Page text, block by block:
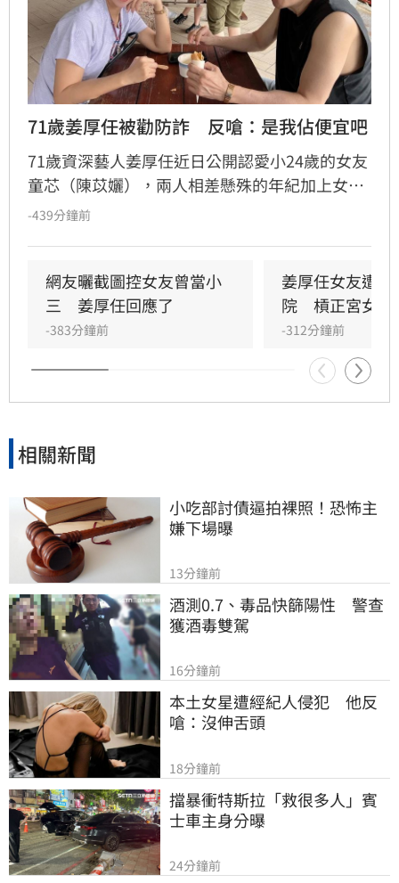
71歲姜厚任被勸防詐　反嗆：是我佔便宜吧
71歲資深藝人姜厚任近日公開認愛小24歲的女友
童芯（陳苡孋），兩人相差懸殊的年紀加上女方
輝煌的學經歷，引發外界熱烈討論。針對網友質
便宜吧」，更強調自己完全信任女友。童芯曾透
露兩人緣分始於童年，她小學時便視姜厚任為偶
像，多年後重逢擦出愛火。林宜君
-439分鐘前
網友曬截圖控女友曾當小
三　姜厚任回應了
-383分鐘前
姜厚任女友遭
院　槓正宮女兒
-312分鐘前
相關新聞
小吃部討債逼拍裸照！恐怖主
嫌下場曝
13分鐘前
酒測0.7、毒品快篩陽性　警查
獲酒毒雙駕
16分鐘前
本土女星遭經紀人侵犯　他反
嗆：沒伸舌頭
18分鐘前
擋暴衝特斯拉「救很多人」賓
士車主身分曝
24分鐘前